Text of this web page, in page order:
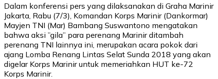
Dalam konferensi pers yang dilaksanakan di Graha Marinir
Jakarta, Rabu (7/3), Komandan Korps Marinir (Dankormar)
Mayjen TNI (Mar) Bambang Suswantono mengatakan
bahwa aksi ”gila” para perenang Marinir ditambah
perenang TNI lainnya ini, merupakan acara pokok dari
ajang Lomba Renang Lintas Selat Sunda 2018 yang akan
digelar Korps Marinir untuk memeriahkan HUT ke-72
Korps Marinir.